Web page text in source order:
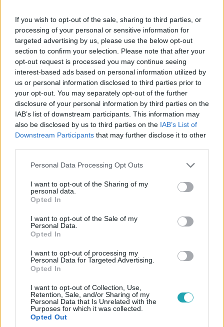
If you wish to opt-out of the sale, sharing to third parties, or
processing of your personal or sensitive information for
targeted advertising by us, please use the below opt-out
section to confirm your selection. Please note that after your
opt-out request is processed you may continue seeing
interest-based ads based on personal information utilized by
us or personal information disclosed to third parties prior to
your opt-out. You may separately opt-out of the further
disclosure of your personal information by third parties on the
IAB’s list of downstream participants. This information may
also be disclosed by us to third parties on the IAB’s List of
Downstream Participants that may further disclose it to other
Please note that this website/app uses one or more Google
not limited to your visit or usage behaviour. You may click to
grant or deny consent to Google and its third-party tags to
use your data for below specified purposes in below Google
consent section.
Personal Data Processing Opt Outs
I want to opt-out of the Sharing of my
personal data.
Opted In
I want to opt-out of the Sale of my
Personal Data.
Opted In
I want to opt-out of processing my
Personal Data for Targeted Advertising.
Opted In
I want to opt-out of Collection, Use,
Retention, Sale, and/or Sharing of my
Personal Data that Is Unrelated with the
Purposes for which it was collected.
Opted Out
fociválogatottjáról szóló vígjátéktól.
Szoboszlait az előző meccsén lecserélték, most
góllal biztosította a Liverpool győzelmét
Szoboszlai Dominik higgadtan emelt a kapuba, ez volt a
második PL-gólja.